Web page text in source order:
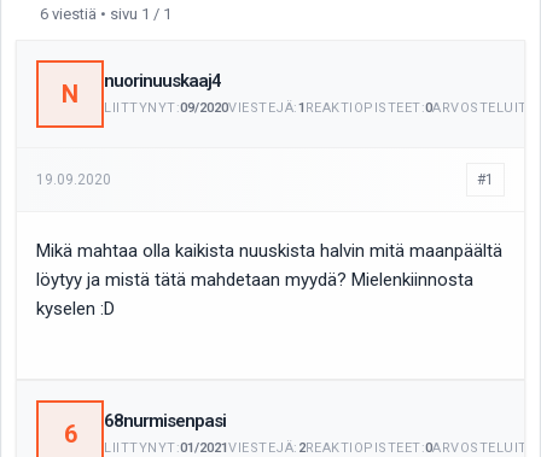
6 viestiä • sivu 1 / 1
N nuorinuuskaaj4
LIITTYNYT:09/2020VIESTEJÄ:1 REAKTIOPISTEET:0ARVOSTELUITA:
19.09.2020 #1
Mikä mahtaa olla kaikista nuuskista halvin mitä maanpäältä
löytyy ja mistä tätä mahdetaan myydä? Mielenkiinnosta
kyselen :D
6 68nurmisenpasi
LIITTYNYT:01/2021VIESTEJÄ: 2REAKTIOPISTEET:0ARVOSTELUITA: